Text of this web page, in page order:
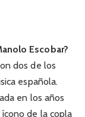
Escobar?
dos de los
española.
en los años
de la copla